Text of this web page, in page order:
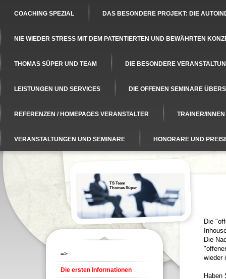
COACHING SPEZIAL DAS BESONDERE PROJEKT: DIE
NIE WIEDER STRESS MIT DEM PATENTIERTEN UND BEWÄHRTEN
THOMAS SÜPER UND TEAM DIE BESONDERE
LEISTUNGEN UND SERVICES DIE OFFENEN SEMINARE
REFERENZEN / HOMEPAGES VERANSTALTER TRAINER/
VERANSTALTUNGEN UND SEMINARE HONORARE UND
TS Team
Thomas Süper
=>
Die ersten Informationen
Die
Die
wieder
Haben